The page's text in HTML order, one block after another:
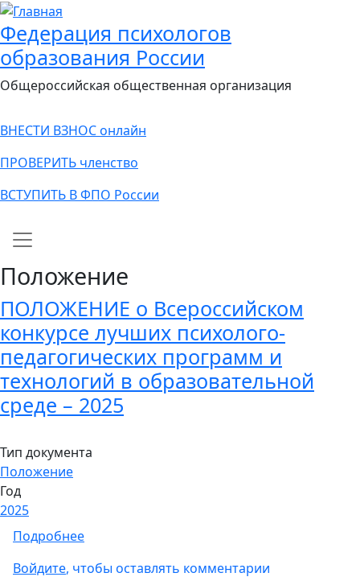
Федерация психологов
образования России
Общероссийская общественная организация
ВНЕСТИ ВЗНОС онлайн
ПРОВЕРИТЬ членство
ВСТУПИТЬ В ФПО России
Main navigation
Положение
ПОЛОЖЕНИЕ о Всероссийском
конкурсе лучших психолого-
педагогических программ и
технологий в образовательной
среде – 2025
Тип документа
Положение
Год
2025
Подробнеео ПОЛОЖЕНИЕ о Всероссийском конкурсе
Войдите, чтобы оставлять комментарии